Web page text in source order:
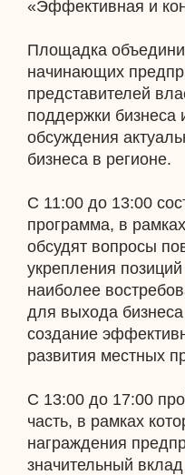
«Эффективная и
Площадка
начинающих
представителей
поддержки бизнеса
обсуждения
бизнеса в регионе.
С 11:00 до 13:00
программа, в
обсудят вопросы
укрепления
наиболее
для выхода
создание
развития местных
С 13:00 до 17:00
часть, в рамках
награждения
значительный